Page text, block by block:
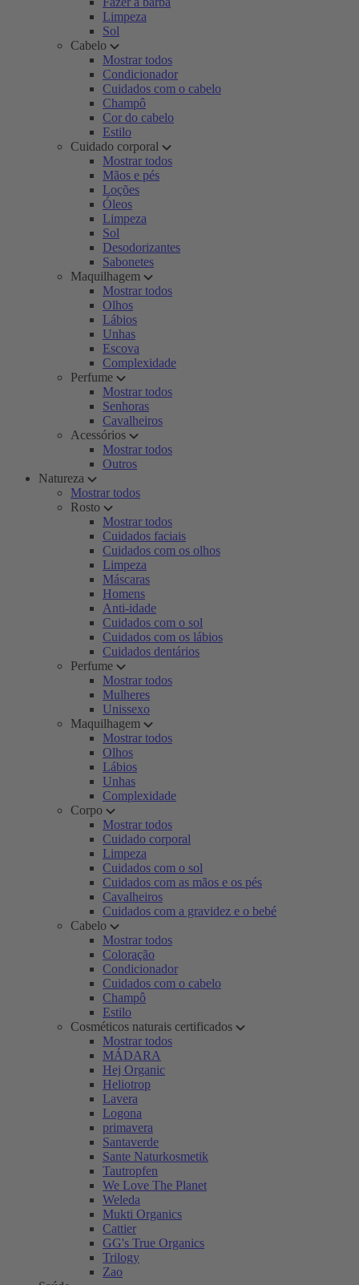
Limpeza
Sol
Cabelo
Mostrar todos
Condicionador
Cuidados com o cabelo
Champô
Cor do cabelo
Estilo
Cuidado corporal
Mostrar todos
Mãos e pés
Loções
Óleos
Limpeza
Sol
Desodorizantes
Sabonetes
Maquilhagem
Mostrar todos
Olhos
Lábios
Unhas
Escova
Complexidade
Perfume
Mostrar todos
Senhoras
Cavalheiros
Acessórios
Mostrar todos
Outros
Natureza
Mostrar todos
Rosto
Mostrar todos
Cuidados faciais
Cuidados com os olhos
Limpeza
Máscaras
Homens
Anti-idade
Cuidados com o sol
Cuidados com os lábios
Cuidados dentários
Perfume
Mostrar todos
Mulheres
Unissexo
Maquilhagem
Mostrar todos
Olhos
Lábios
Unhas
Complexidade
Corpo
Mostrar todos
Cuidado corporal
Limpeza
Cuidados com o sol
Cuidados com as mãos e os pés
Cavalheiros
Cuidados com a gravidez e o bebé
Cabelo
Mostrar todos
Coloração
Condicionador
Cuidados com o cabelo
Champô
Estilo
Cosméticos naturais certificados
Mostrar todos
MÁDARA
Hej Organic
Heliotrop
Lavera
Logona
primavera
Santaverde
Sante Naturkosmetik
Tautropfen
We Love The Planet
Weleda
Mukti Organics
Cattier
GG's True Organics
Trilogy
Zao